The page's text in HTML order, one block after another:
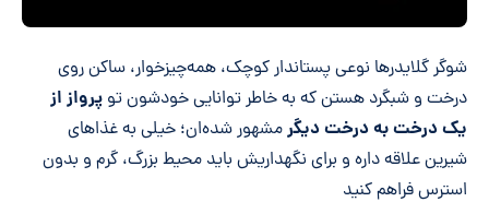
شوگر گلایدرها نوعی پستاندار کوچک، همه‌چیزخوار، ساکن روی
درخت و شبگرد هستن که به خاطر توانایی خودشون تو پرواز از
یک درخت به درخت دیگرمشهور شده‌ان؛ خیلی به غذاهای
شیرین علاقه داره و برای نگهداریش باید محیط بزرگ، گرم و بدون
استرس فراهم کنید